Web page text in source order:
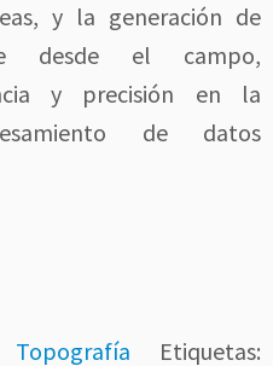
y la generación de
desde el campo,
y precisión en la
de datos
Topografía
Etiquetas: